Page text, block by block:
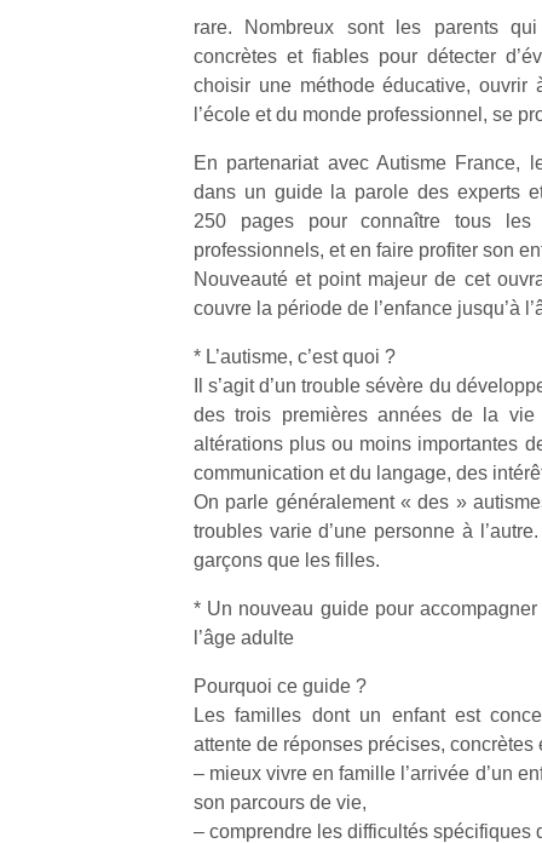
rare. Nombreux sont les parents
concrètes et fiables pour détecter
choisir une méthode éducative, ouvrir
l’école et du monde professionnel, se
En partenariat avec Autisme France,
dans un guide la parole des experts
250 pages pour connaître tous
professionnels, et en faire profiter son
Nouveauté et point majeur de cet
couvre la période de l’enfance jusqu’à
* L’autisme, c’est quoi ?
Il s’agit d’un trouble sévère du
des trois premières années de la
altérations plus ou moins importantes
communication et du langage, des
On parle généralement « des »
troubles varie d’une personne à
garçons que les filles.
* Un nouveau guide pour
l’âge adulte
Pourquoi ce guide ?
Les familles dont un enfant est
attente de réponses précises, concrètes
– mieux vivre en famille l’arrivée d’un
son parcours de vie,
– comprendre les difficultés spécifiques